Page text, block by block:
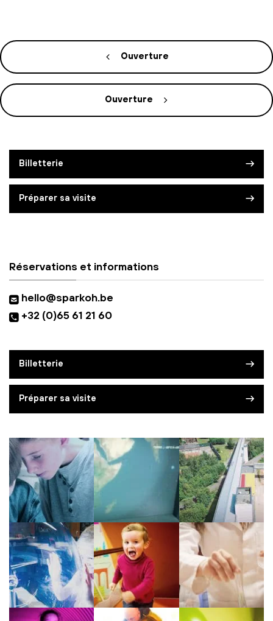
Billetterie
Préparer sa visite
Ouverture
Ouverture
Réservations et informations
hello@sparkoh.be
+32 (0)65 61 21 60
Billetterie
Préparer sa visite